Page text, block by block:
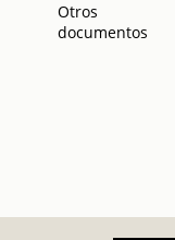
Otros
documentos